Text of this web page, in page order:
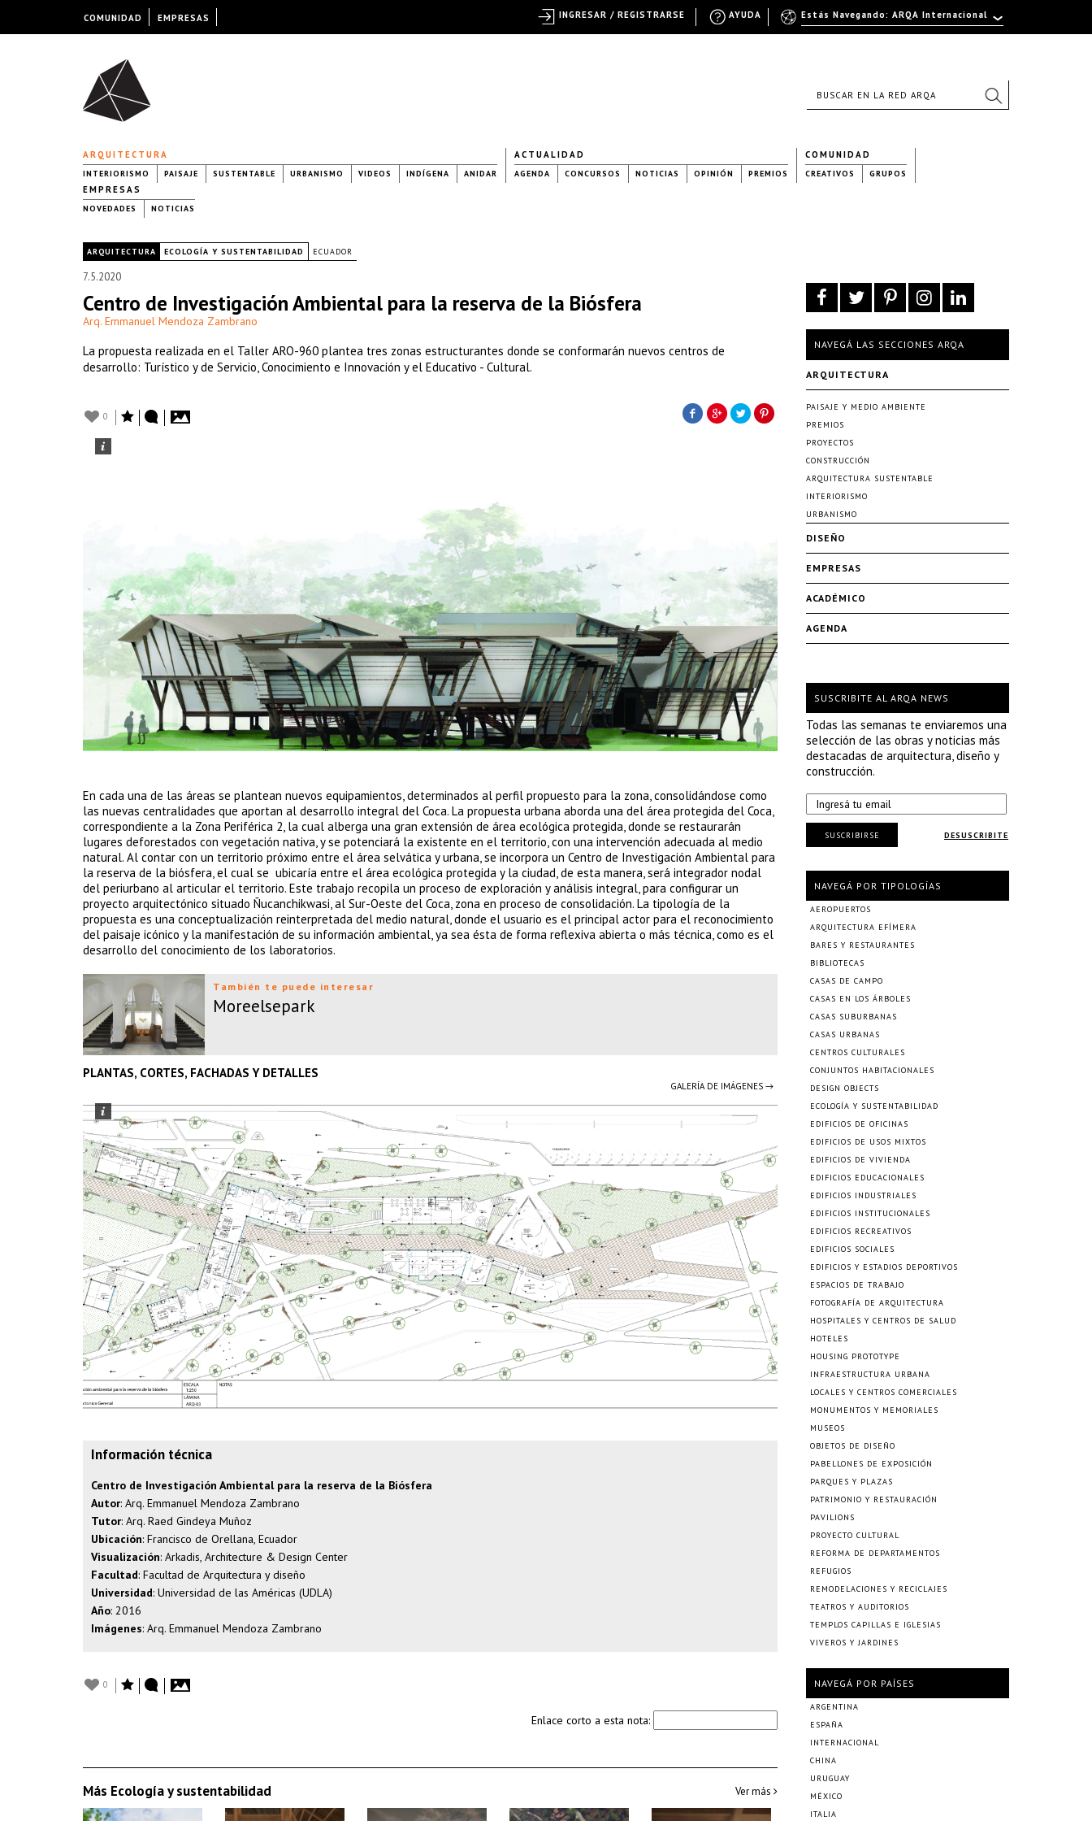
ARQUITECTURA
INTERIORISMO PAISAJE SUSTENTABLE URBANISMO VIDEOS INDÍGENA ANIDAR
ACTUALIDAD
AGENDA CONCURSOS NOTICIAS OPINIÓN PREMIOS
COMUNIDAD
CREATIVOS GRUPOS
EMPRESAS
NOVEDADES NOTICIAS
ARQUITECTURA ECOLOGÍA Y SUSTENTABILIDAD ECUADOR
7.5.2020
Centro de Investigación Ambiental para la reserva de la Biósfera
Arq. Emmanuel Mendoza Zambrano
La propuesta realizada en el Taller ARO-960 plantea tres zonas estructurantes donde se conformarán nuevos centros de
desarrollo: Turístico y de Servicio, Conocimiento e Innovación y el Educativo - Cultural.
0
En cada una de las áreas se plantean nuevos equipamientos, determinados al perfil propuesto para la zona, consolidándose como
las nuevas centralidades que aportan al desarrollo integral del Coca. La propuesta urbana aborda una del área protegida del Coca,
correspondiente a la Zona Periférica 2, la cual alberga una gran extensión de área ecológica protegida, donde se restaurarán
lugares deforestados con vegetación nativa, y se potenciará la existente en el territorio, con una intervención adecuada al medio
natural. Al contar con un territorio próximo entre el área selvática y urbana, se incorpora un Centro de Investigación Ambiental para
la reserva de la biósfera, el cual se ubicaría entre el área ecológica protegida y la ciudad, de esta manera, será integrador nodal
del periurbano al articular el territorio. Este trabajo recopila un proceso de exploración y análisis integral, para configurar un
proyecto arquitectónico situado Ñucanchikwasi, al Sur-Oeste del Coca, zona en proceso de consolidación. La tipología de la
propuesta es una conceptualización reinterpretada del medio natural, donde el usuario es el principal actor para el reconocimiento
del paisaje icónico y la manifestación de su información ambiental, ya sea ésta de forma reflexiva abierta o más técnica, como es el
desarrollo del conocimiento de los laboratorios.
También te puede interesar
Moreelsepark
PLANTAS, CORTES, FACHADAS Y DETALLES
GALERÍA DE IMÁGENES →
Información técnica
Centro de Investigación Ambiental para la reserva de la Biósfera
Autor: Arq. Emmanuel Mendoza Zambrano
Tutor: Arq. Raed Gindeya Muñoz
Ubicación: Francisco de Orellana, Ecuador
Visualización: Arkadis, Architecture & Design Center
Facultad: Facultad de Arquitectura y diseño
Universidad: Universidad de las Américas (UDLA)
Año: 2016
Imágenes: Arq. Emmanuel Mendoza Zambrano
0
Enlace corto a esta nota:
Más Ecología y sustentabilidad Ver más
NAVEGÁ LAS SECCIONES ARQA
ARQUITECTURA
PAISAJE Y MEDIO AMBIENTE
PREMIOS
PROYECTOS
CONSTRUCCIÓN
ARQUITECTURA SUSTENTABLE
INTERIORISMO
URBANISMO
DISEÑO
EMPRESAS
ACADÉMICO
AGENDA
SUSCRIBITE AL ARQA NEWS
Todas las semanas te enviaremos una
selección de las obras y noticias más
destacadas de arquitectura, diseño y
construcción.
DESUSCRIBITE
SUSCRIBIRSE
NAVEGÁ POR TIPOLOGÍAS
AEROPUERTOS
ARQUITECTURA EFÍMERA
BARES Y RESTAURANTES
BIBLIOTECAS
CASAS DE CAMPO
CASAS EN LOS ÁRBOLES
CASAS SUBURBANAS
CASAS URBANAS
CENTROS CULTURALES
CONJUNTOS HABITACIONALES
DESIGN OBJECTS
ECOLOGÍA Y SUSTENTABILIDAD
EDIFICIOS DE OFICINAS
EDIFICIOS DE USOS MIXTOS
EDIFICIOS DE VIVIENDA
EDIFICIOS EDUCACIONALES
EDIFICIOS INDUSTRIALES
EDIFICIOS INSTITUCIONALES
EDIFICIOS RECREATIVOS
EDIFICIOS SOCIALES
EDIFICIOS Y ESTADIOS DEPORTIVOS
ESPACIOS DE TRABAJO
FOTOGRAFÍA DE ARQUITECTURA
HOSPITALES Y CENTROS DE SALUD
HOTELES
HOUSING PROTOTYPE
INFRAESTRUCTURA URBANA
LOCALES Y CENTROS COMERCIALES
MONUMENTOS Y MEMORIALES
MUSEOS
OBJETOS DE DISEÑO
PABELLONES DE EXPOSICIÓN
PARQUES Y PLAZAS
PATRIMONIO Y RESTAURACIÓN
PAVILIONS
PROYECTO CULTURAL
REFORMA DE DEPARTAMENTOS
REFUGIOS
REMODELACIONES Y RECICLAJES
TEATROS Y AUDITORIOS
TEMPLOS CAPILLAS E IGLESIAS
VIVEROS Y JARDINES
NAVEGÁ POR PAÍSES
ARGENTINA
ESPAÑA
INTERNACIONAL
CHINA
URUGUAY
MÉXICO
ITALIA
COMUNIDAD EMPRESAS Estás Navegando: ARQA Internacional
AYUDA
INGRESAR / REGISTRARSE